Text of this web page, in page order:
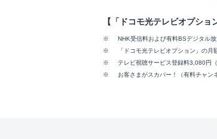
【「ドコモ光テレビオプショ
NHK受信料および有料BSデジタル
「ドコモ光テレビオプション」の
テレビ視聴サービス登録料3,080円
お客さまがスカパー！（有料チャン